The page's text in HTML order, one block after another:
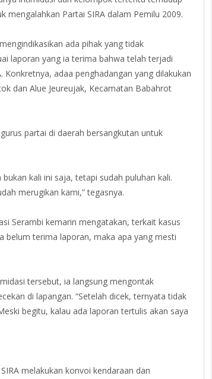
mengalahkan Partai SIRA dalam Pemilu 2009.
ada pihak yang tidak
laporan yang ia terima bahwa telah terjadi
adaa penghadangan yang dilakukan
dan Alue Jeureujak, Kecamatan Babahrot
partai di daerah bersangkutan untuk
kali ini saja, tetapi sudah puluhan kali.
merugikan kami,” tegasnya.
Serambi kemarin mengatakan, terkait kasus
belum terima laporan, maka apa yang mesti
tersebut, ia langsung mengontak
di lapangan. “Setelah dicek, ternyata tidak
begitu, kalau ada laporan tertulis akan saya
melakukan konvoi kendaraan dan